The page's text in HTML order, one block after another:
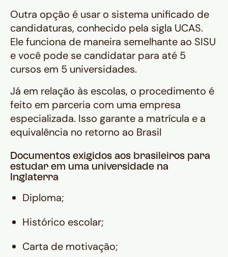
Outra opção é usar o sistema unificado de
candidaturas, conhecido pela sigla UCAS.
Ele funciona de maneira semelhante ao SISU
e você pode se candidatar para até 5
cursos em 5 universidades.
Já em relação às escolas, o procedimento é
feito em parceria com uma empresa
especializada. Isso garante a matrícula e a
equivalência no retorno ao Brasil
Documentos exigidos aos brasileiros para
estudar em uma universidade na
Inglaterra
Diploma;
Histórico escolar;
Carta de motivação;